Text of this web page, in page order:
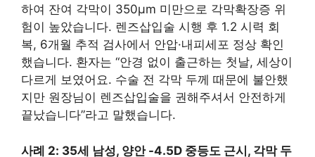
하여 잔여 각막이 350μm 미만으로 각막확장증 위
험이 높았습니다. 렌즈삽입술 시행 후 1.2 시력 회
복, 6개월 추적 검사에서 안압·내피세포 정상 확인
했습니다. 환자는 “안경 없이 출근하는 첫날, 세상이
다르게 보였어요. 수술 전 각막 두께 때문에 불안했
지만 원장님이 렌즈삽입술을 권해주셔서 안전하게
끝났습니다”라고 말했습니다.
사례 2: 35세 남성, 양안 -4.5D 중등도 근시, 각막 두